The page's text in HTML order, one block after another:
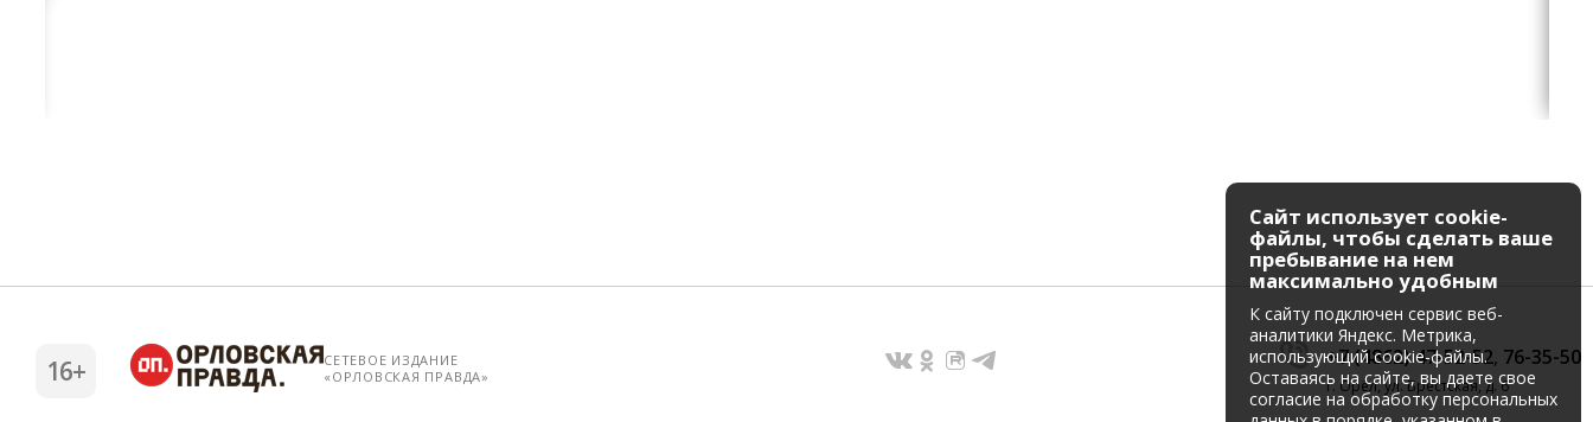
СЕТЕВОЕ ИЗДАНИЕ
«ОРЛОВСКАЯ ПРАВДА»
+7 (4862) 47-52-52, 76-35-50
г. Орёл, ул. Брестская, д. 6
16+
Сайт использует cookie-
файлы, чтобы сделать ваше
пребывание на нем
максимально удобным
К cайту подключен сервис веб-
аналитики Яндекс. Метрика,
использующий cookie-файлы.
Оставаясь на сайте, вы даете свое
согласие на обработку персональных